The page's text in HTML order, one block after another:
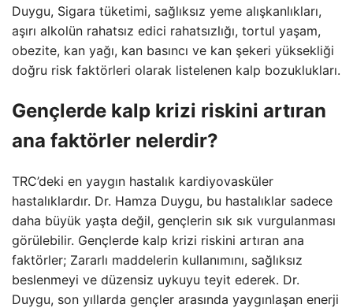
Duygu, Sigara tüketimi, sağlıksız yeme alışkanlıkları,
aşırı alkolün rahatsız edici rahatsızlığı, tortul yaşam,
obezite, kan yağı, kan basıncı ve kan şekeri yüksekliği
doğru risk faktörleri olarak listelenen kalp bozuklukları.
Gençlerde kalp krizi riskini artıran
ana faktörler nelerdir?
TRC’deki en yaygın hastalık kardiyovasküler
hastalıklardır. Dr. Hamza Duygu, bu hastalıklar sadece
daha büyük yaşta değil, gençlerin sık sık vurgulanması
görülebilir. Gençlerde kalp krizi riskini artıran ana
faktörler; Zararlı maddelerin kullanımını, sağlıksız
beslenmeyi ve düzensiz uykuyu teyit ederek. Dr.
Duygu, son yıllarda gençler arasında yaygınlaşan enerji